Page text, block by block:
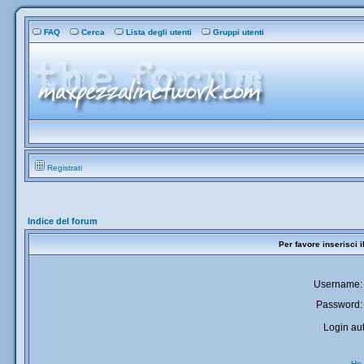
FAQ Cerca Lista degli utenti Gruppi utenti
Registrati
Indice del forum
Per favore inserisci
Username:
Password:
Login